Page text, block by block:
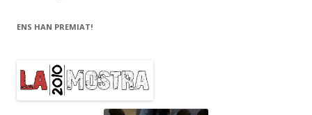
ENS HAN PREMIAT!